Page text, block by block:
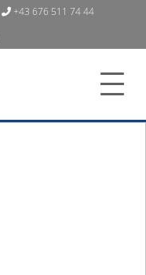
+43 676 511 74 44